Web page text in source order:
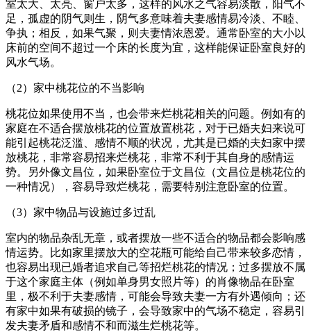
室太大、太亮、窗户太多，这样的风水之气容易淡散，阳气不
足，孤虚的阴气则生，阴气多意味着夫妻感情易冷淡、不睦、
争执；相反，如果气聚，则夫妻情浓恩爱。通常卧室的大小以
床前的空间不超过一个床的长度为宜，这样能保证卧室良好的
风水气场。
（2）家中桃花位的不当影响
桃花位如果使用不当，也会带来烂桃花相关的问题。例如有的
家庭在不适合摆放桃花的位置放置桃花，对于已婚夫妇来说可
能引起桃花泛滥、感情不顺的状况，尤其是已婚的夫妇家中摆
放桃花，非常容易招来烂桃花，非常不利于其自身的感情运
势。另外像文昌位，如果卧室位于文昌位（文昌位是桃花位的
一种情况），容易导致烂桃花，需要特别注意卧室的位置。
（3）家中物品与设施过多过乱
室内的物品杂乱无章，或者摆放一些不适合的物品都会影响感
情运势。比如家里摆放大的空花瓶可能给自己带来较多恋情，
也容易出现已婚者追求自己等招烂桃花的情况；过多摆放不属
于这个家庭主体（例如单身男女照片等）的肖像物品在卧室
里，极不利于夫妻感情，可能会导致夫妻一方有外遇倾向；还
有家中如果有破损的镜子，会导致家中的气场不稳定，容易引
发夫妻矛盾和感情不和而滋生烂桃花等。